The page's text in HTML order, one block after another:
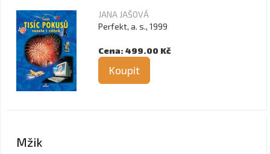
JANA JAŠOVÁ
Perfekt, a. s., 1999
Cena: 499.00 Kč
Koupit
Mžik